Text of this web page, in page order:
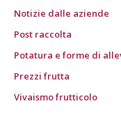
Notizie dalle aziende
Post raccolta
Potatura e forme di
Prezzi frutta
Vivaismo frutticolo